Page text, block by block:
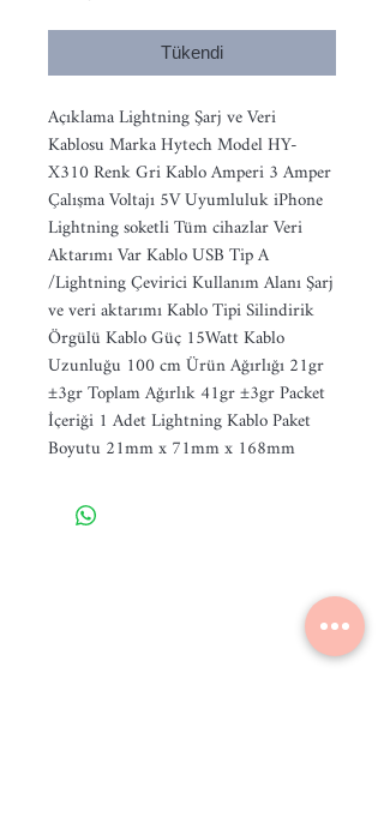
Tükendi
Açıklama Lightning Şarj ve Veri
Kablosu Marka Hytech Model HY-
X310 Renk Gri Kablo Amperi 3 Amper
Çalışma Voltajı 5V Uyumluluk iPhone
Lightning soketli Tüm cihazlar Veri
Aktarımı Var Kablo USB Tip A
/Lightning Çevirici Kullanım Alanı Şarj
ve veri aktarımı Kablo Tipi Silindirik
Örgülü Kablo Güç 15Watt Kablo
Uzunluğu 100 cm Ürün Ağırlığı 21gr
±3gr Toplam Ağırlık 41gr ±3gr Packet
İçeriği 1 Adet Lightning Kablo Paket
Boyutu 21mm x 71mm x 168mm